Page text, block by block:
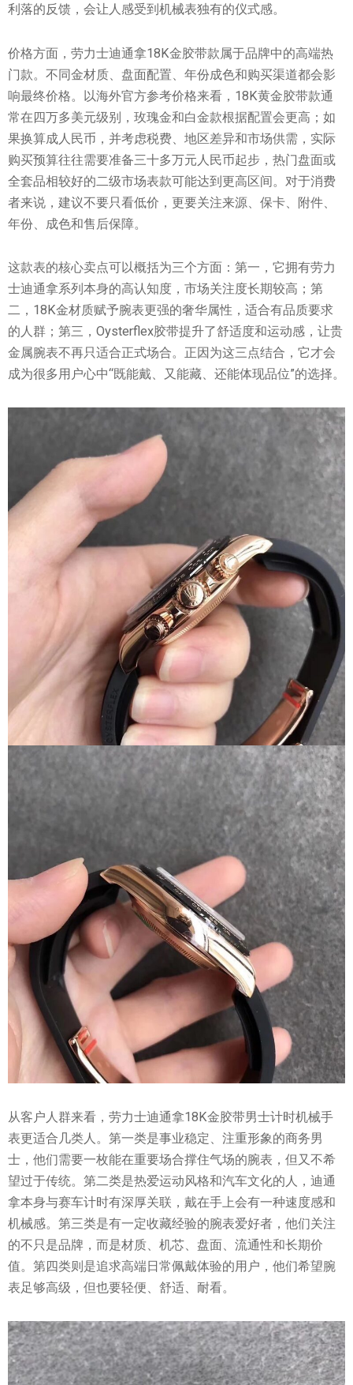
利落的反馈，会让人感受到机械表独有的仪式感。
价格方面，劳力士迪通拿18K金胶带款属于品牌中的高端热
门款。不同金材质、盘面配置、年份成色和购买渠道都会影
响最终价格。以海外官方参考价格来看，18K黄金胶带款通
常在四万多美元级别，玫瑰金和白金款根据配置会更高；如
果换算成人民币，并考虑税费、地区差异和市场供需，实际
购买预算往往需要准备三十多万元人民币起步，热门盘面或
全套品相较好的二级市场表款可能达到更高区间。对于消费
者来说，建议不要只看低价，更要关注来源、保卡、附件、
年份、成色和售后保障。
这款表的核心卖点可以概括为三个方面：第一，它拥有劳力
士迪通拿系列本身的高认知度，市场关注度长期较高；第
二，18K金材质赋予腕表更强的奢华属性，适合有品质要求
的人群；第三，Oysterflex胶带提升了舒适度和运动感，让贵
金属腕表不再只适合正式场合。正因为这三点结合，它才会
成为很多用户心中“既能戴、又能藏、还能体现品位”的选择。
从客户人群来看，劳力士迪通拿18K金胶带男士计时机械手
表更适合几类人。第一类是事业稳定、注重形象的商务男
士，他们需要一枚能在重要场合撑住气场的腕表，但又不希
望过于传统。第二类是热爱运动风格和汽车文化的人，迪通
拿本身与赛车计时有深厚关联，戴在手上会有一种速度感和
机械感。第三类是有一定收藏经验的腕表爱好者，他们关注
的不只是品牌，而是材质、机芯、盘面、流通性和长期价
值。第四类则是追求高端日常佩戴体验的用户，他们希望腕
表足够高级，但也要轻便、舒适、耐看。